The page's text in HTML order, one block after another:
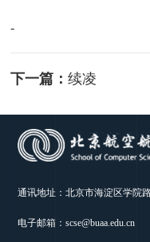
-
下一篇：续凌
通讯地址：北京市海淀区学
电子邮箱：scse@buaa.edu.cn